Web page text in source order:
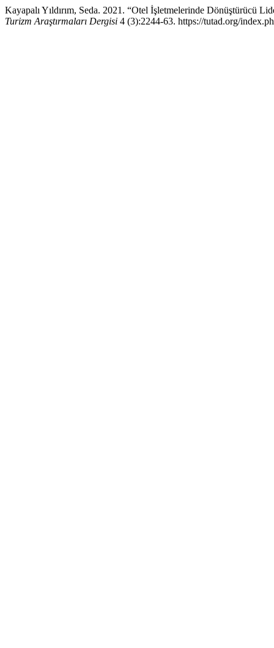
Kayapalı Yıldırım, Seda. 2021. “Otel İşletmelerinde Dönüştürücü
Turizm Araştırmaları Dergisi 4 (3):2244-63. https://tutad.org/